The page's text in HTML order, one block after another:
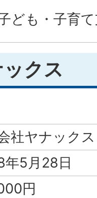
ども・子育
クス
社ヤナックス
年5月28日
円